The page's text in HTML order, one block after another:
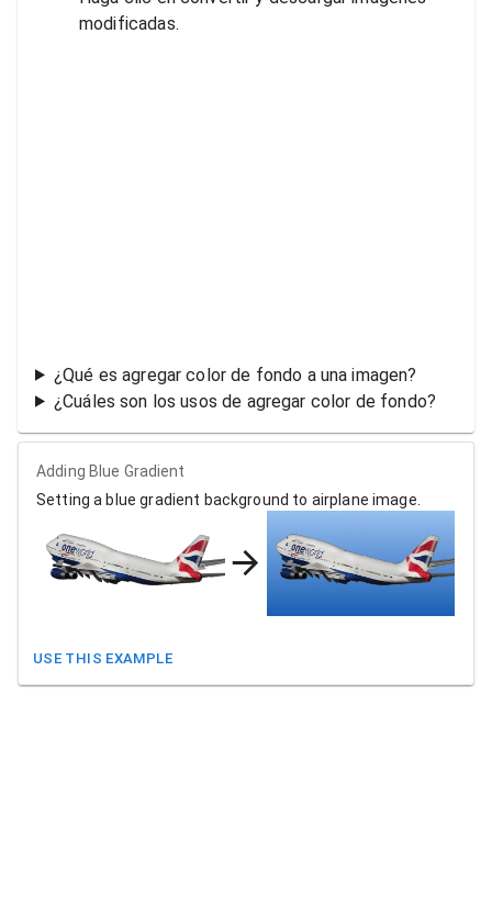
modificadas.
¿Qué es agregar color de fondo a una imagen?
¿Cuáles son los usos de agregar color de fondo?
Adding Blue Gradient
Setting a blue gradient background to airplane image.
USE THIS EXAMPLE